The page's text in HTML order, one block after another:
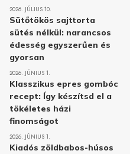
2026. JÚLIUS 10.
Sütőtökös sajttorta
sütés nélkül: narancsos
édesség egyszerűen és
gyorsan
2026. JÚNIUS 1.
Klasszikus epres gombóc
recept: Így készítsd el a
tökéletes házi
finomságot
2026. JÚNIUS 1.
Kiadós zöldbabos-húsos